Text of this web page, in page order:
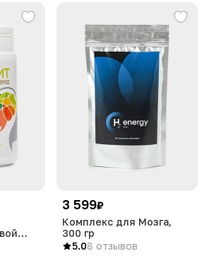
3 599₽
Комплекс для Мозга,
300 гр
5.08 отзывов